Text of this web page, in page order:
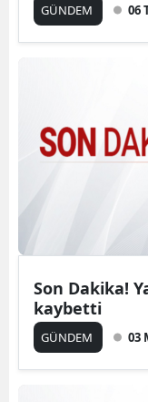
GÜNDEM 06
Son Dakika!
kaybetti
GÜNDEM 03